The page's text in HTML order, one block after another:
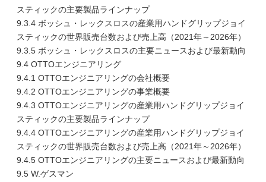
スティックの主要製品ラインナップ
9.3.4 ボッシュ・レックスロスの産業用ハンドグリップジョイ
スティックの世界販売台数および売上高（2021年～2026年）
9.3.5 ボッシュ・レックスロスの主要ニュースおよび最新動向
9.4 OTTOエンジニアリング
9.4.1 OTTOエンジニアリングの会社概要
9.4.2 OTTOエンジニアリングの事業概要
9.4.3 OTTOエンジニアリングの産業用ハンドグリップジョイ
スティックの主要製品ラインナップ
9.4.4 OTTOエンジニアリングの産業用ハンドグリップジョイ
スティックの世界販売台数および売上高（2021年～2026年）
9.4.5 OTTOエンジニアリングの主要ニュースおよび最新動向
9.5 W.ゲスマン